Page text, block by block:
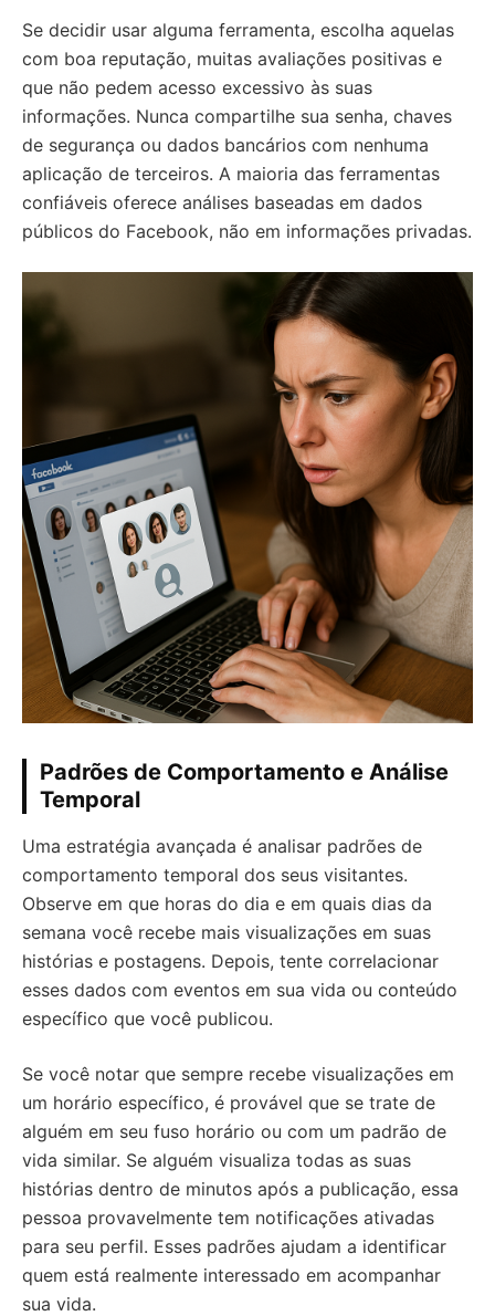
Se decidir usar alguma ferramenta, escolha aquelas
com boa reputação, muitas avaliações positivas e
que não pedem acesso excessivo às suas
informações. Nunca compartilhe sua senha, chaves
de segurança ou dados bancários com nenhuma
aplicação de terceiros. A maioria das ferramentas
confiáveis oferece análises baseadas em dados
públicos do Facebook, não em informações privadas.
Padrões de Comportamento e Análise
Temporal
Uma estratégia avançada é analisar padrões de
comportamento temporal dos seus visitantes.
Observe em que horas do dia e em quais dias da
semana você recebe mais visualizações em suas
histórias e postagens. Depois, tente correlacionar
esses dados com eventos em sua vida ou conteúdo
específico que você publicou.
Se você notar que sempre recebe visualizações em
um horário específico, é provável que se trate de
alguém em seu fuso horário ou com um padrão de
vida similar. Se alguém visualiza todas as suas
histórias dentro de minutos após a publicação, essa
pessoa provavelmente tem notificações ativadas
para seu perfil. Esses padrões ajudam a identificar
quem está realmente interessado em acompanhar
sua vida.